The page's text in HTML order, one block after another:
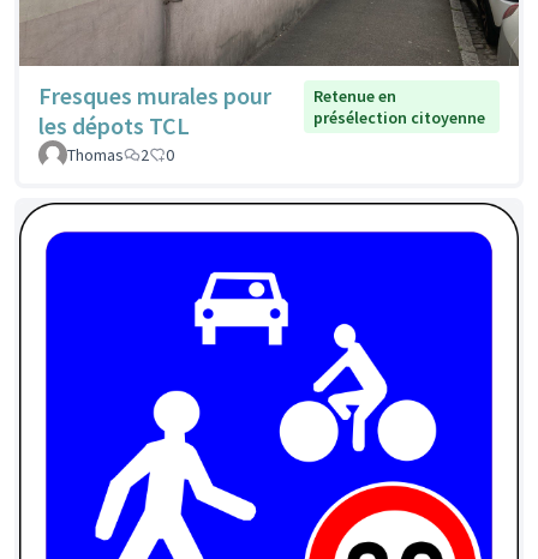
Fresques murales pour
les dépots TCL
Retenue en
présélection citoyenne
Thomas
2 0